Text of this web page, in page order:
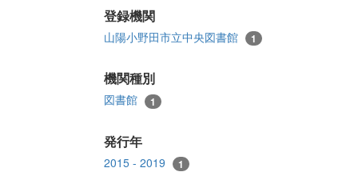
登録機関
山陽小野田市立中央図書館 1
機関種別
図書館 1
発行年
2015 - 2019 1